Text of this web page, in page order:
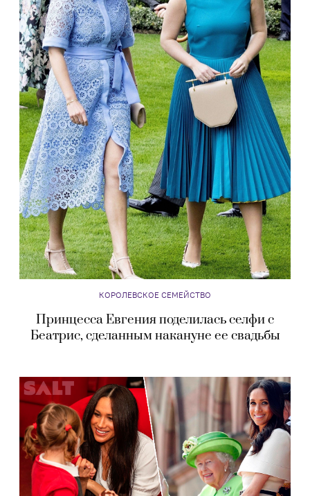
КОРОЛЕВСКОЕ СЕМЕЙСТВО
Принцесса Евгения поделилась селфи с
Беатрис, сделанным накануне ее свадьбы